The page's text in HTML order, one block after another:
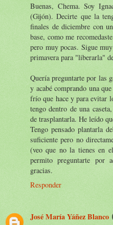
Buenas, Chema. Soy
(Gijón). Decirte que la
finales de diciembre con
base, como me
pero muy pocas. Sigue
primavera para "liberarla"
Quería preguntarte por las
y acabé comprando una
frío que hace y para evitar
tengo dentro de una
de trasplantarla. He leído
Tengo pensado plantarla
suficiente pero no
(veo que no la tienes en
permito preguntarte por
gracias.
Responder
José María Yáñez Blanco